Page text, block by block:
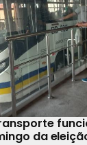
da